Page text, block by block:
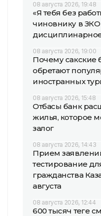
08 августа 2026, 19:48
«Я тебя без
чиновнику в
08 августа 2026, 19:00
Почему сакские
обретают
иностранных
08 августа 2026, 15:48
Отбасы банк
жилья, которое
залог
08 августа 2026, 14:43
Прием
тестирование
гражданства
августа
08 августа 2026, 12:44
600 тысяч теңге